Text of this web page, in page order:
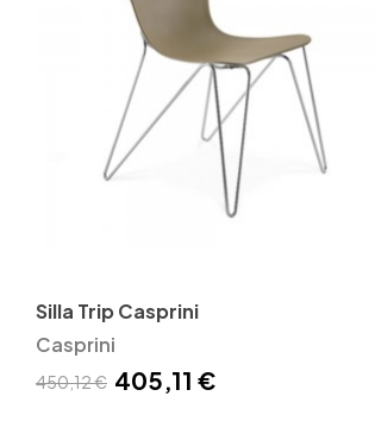
Silla Trip Casprini
Casprini
450,12 € 405,11 €